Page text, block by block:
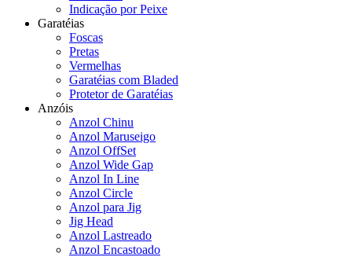
Indicação por Peixe
Garatéias
Foscas
Pretas
Vermelhas
Garatéias com Bladed
Protetor de Garatéias
Anzóis
Anzol Chinu
Anzol Maruseigo
Anzol OffSet
Anzol Wide Gap
Anzol In Line
Anzol Circle
Anzol para Jig
Jig Head
Anzol Lastreado
Anzol Encastoado